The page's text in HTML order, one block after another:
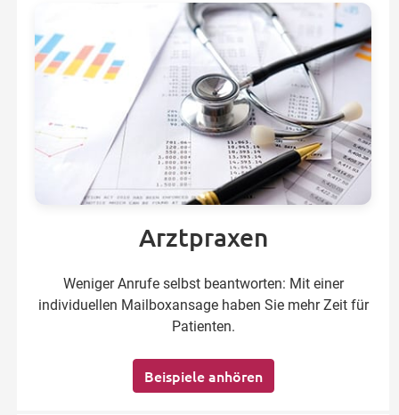
Arztpraxen
Weniger Anrufe selbst beantworten: Mit einer
individuellen Mailboxansage haben Sie mehr Zeit für
Patienten.
Beispiele anhören